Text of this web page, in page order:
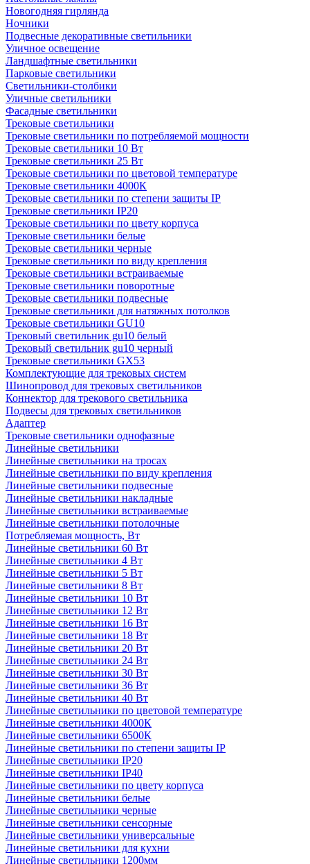
Новогодняя гирлянда
Ночники
Подвесные декоративные светильники
Уличное освещение
Ландшафтные светильники
Парковые светильники
Светильники-столбики
Уличные светильники
Фасадные светильники
Трековые светильники
Трековые светильники по потребляемой мощности
Трековые светильники 10 Вт
Трековые светильники 25 Вт
Трековые светильники по цветовой температуре
Трековые светильники 4000К
Трековые светильники по степени защиты IP
Трековые светильники IP20
Трековые светильники по цвету корпуса
Трековые светильники белые
Трековые светильники черные
Трековые светильники по виду крепления
Трековые светильники встраиваемые
Трековые светильники поворотные
Трековые светильники подвесные
Трековые светильники для натяжных потолков
Трековые светильники GU10
Трековый светильник gu10 белый
Трековый светильник gu10 черный
Трековые светильники GX53
Комплектующие для трековых систем
Шинопровод для трековых светильников
Коннектор для трекового светильника
Подвесы для трековых светильников
Адаптер
Трековые светильники однофазные
Линейные светильники
Линейные светильники на тросах
Линейные светильники по виду крепления
Линейные светильники подвесные
Линейные светильники накладные
Линейные светильники встраиваемые
Линейные светильники потолочные
Потребляемая мощность, Вт
Линейные светильники 60 Вт
Линейные светильники 4 Вт
Линейные светильники 5 Вт
Линейные светильники 8 Вт
Линейные светильники 10 Вт
Линейные светильники 12 Вт
Линейные светильники 16 Вт
Линейные светильники 18 Вт
Линейные светильники 20 Вт
Линейные светильники 24 Вт
Линейные светильники 30 Вт
Линейные светильники 36 Вт
Линейные светильники 40 Вт
Линейные светильники по цветовой температуре
Линейные светильники 4000К
Линейные светильники 6500К
Линейные светильники по степени защиты IP
Линейные светильники IP20
Линейные светильники IP40
Линейные светильники по цвету корпуса
Линейные светильники белые
Линейные светильники черные
Линейные светильники сенсорные
Линейные светильники универсальные
Линейные светильники для кухни
Линейные светильники 1200мм